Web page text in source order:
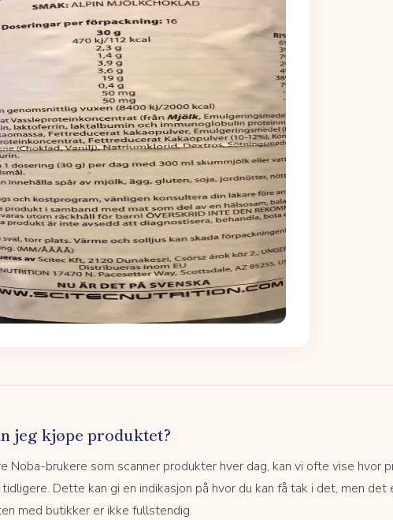
jeg kjøpe produktet?
Noba-brukere som scanner produkter hver dag, kan vi ofte vise hvor
Dette kan gi en indikasjon på hvor du kan få tak i det, men det
med butikker er ikke fullstendig.